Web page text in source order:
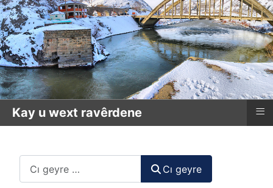
Kay u wext ravêrdene ≡
Cı geyre